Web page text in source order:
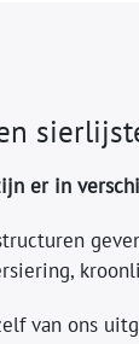
er in
van ons